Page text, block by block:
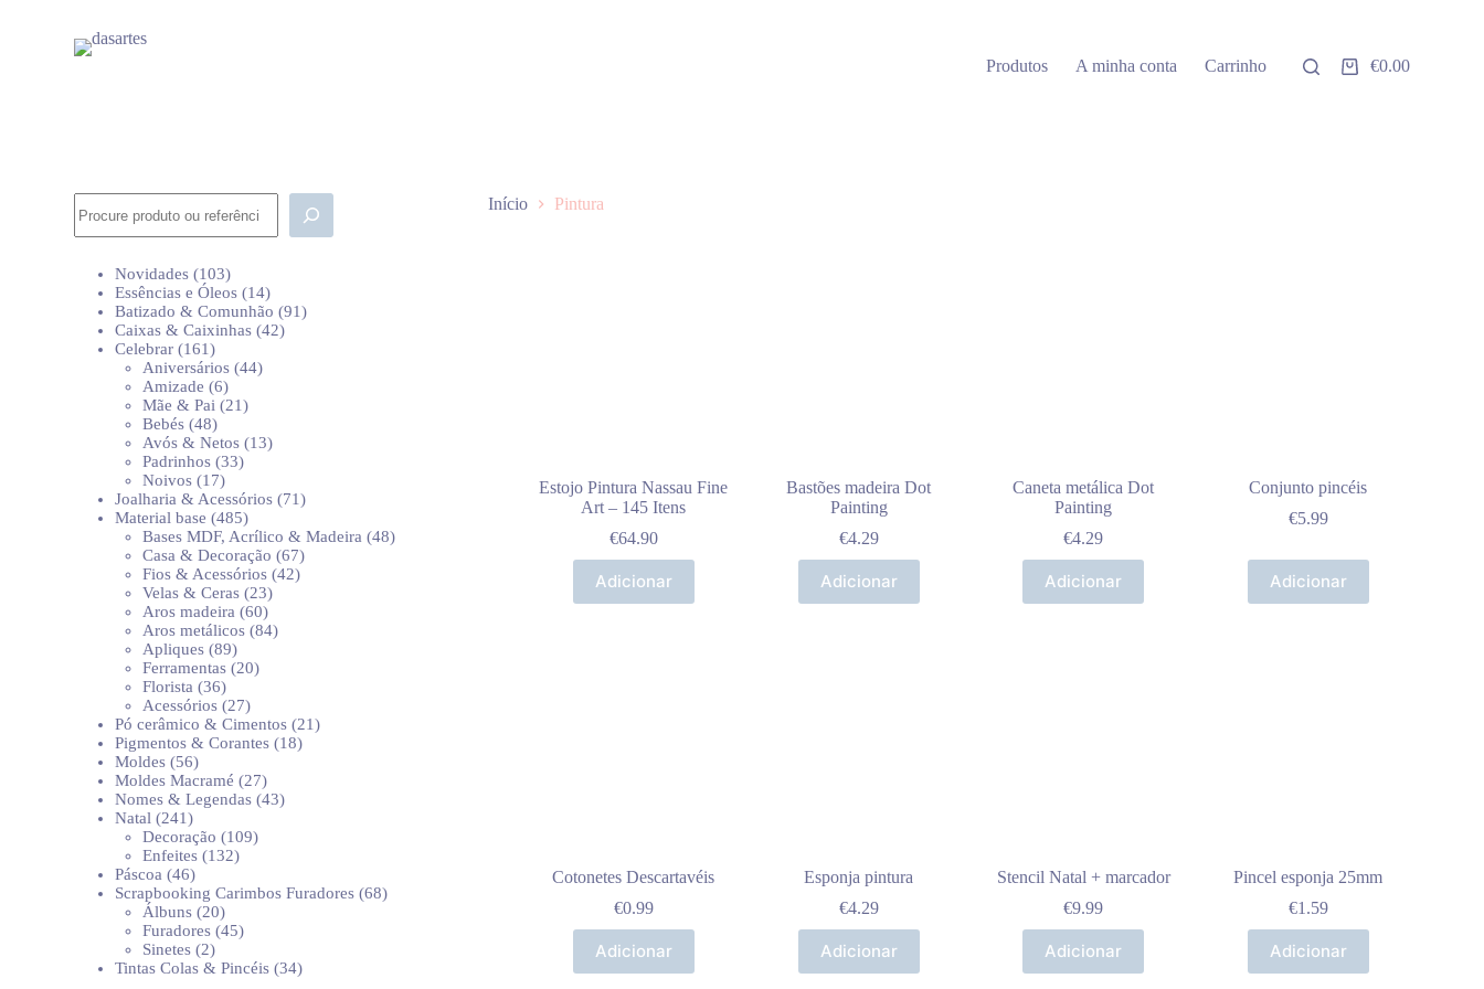
Produtos A minha conta Carrinho
Carrinho
€0.00
Início Pintura
Estojo Pintura Nassau Fine
Art – 145 Itens
€64.90
Adicionar
Bastões madeira Dot
Painting
€4.29
Adicionar
Caneta metálica Dot
Painting
€4.29
Adicionar
Conjunto pincéis
€5.99
Adicionar
Cotonetes Descartavéis
€0.99
Adicionar
Esponja pintura
€4.29
Adicionar
Stencil Natal + marcador
€9.99
Adicionar
Pincel esponja 25mm
€1.59
Adicionar
Novidades 103103
produtos
Essências e Óleos 1414
produtos
Batizado & Comunhão 9191
Caixas & Caixinhas 4242
Celebrar 161161
produtos
Aniversários 4444
Amizade 66
produtos
Mãe & Pai 2121
Bebés 4848
produtos
Avós & Netos 1313
Padrinhos 3333
Noivos 1717
produtos
Joalharia & Acessórios 7171
Material base 485485
produtos
Bases MDF, Acrílico & Madeira 4848
Casa & Decoração 6767
produtos
Fios & Acessórios 4242
Velas & Ceras 2323
produtos
Aros madeira 6060
produtos
Aros metálicos 8484
Apliques 8989
produtos
Ferramentas 2020
Florista 3636
produtos
Acessórios 2727
produtos
Pó cerâmico & Cimentos 2121
Pigmentos & Corantes 1818
Moldes 5656
produtos
Moldes Macramé 2727
produtos
Nomes & Legendas 4343
Natal 241241
produtos
Decoração 109109
Enfeites 132132
Páscoa 4646
produtos
Scrapbooking Carimbos Furadores 6868
Álbuns 2020
produtos
Furadores 4545
Sinetes 22
produtos
Tintas Colas & Pincéis 3434